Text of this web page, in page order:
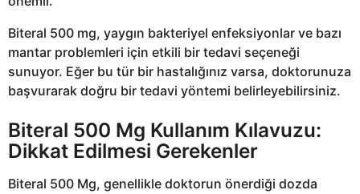
Biteral 500 mg, yaygın bakteriyel enfeksiyonlar ve bazı
mantar problemleri için etkili bir tedavi seçeneği
sunuyor. Eğer bu tür bir hastalığınız varsa, doktorunuza
başvurarak doğru bir tedavi yöntemi belirleyebilirsiniz.
Biteral 500 Mg Kullanım Kılavuzu:
Dikkat Edilmesi Gerekenler
Biteral 500 Mg, genellikle doktorun önerdiği dozda